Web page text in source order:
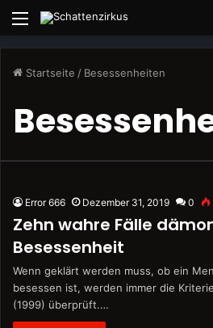
Menü
Startseite / Besessenheiten
Error 666 Dezember 31, 2019 0
Zehn wahre Fälle
Besessenheit
Wenn geklärt werden muss, ob ein
besessen ist, werden immer die
(1999) überprüft.…